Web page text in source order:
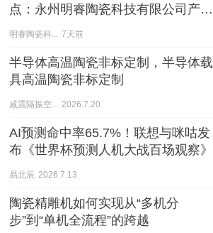
点：永州明睿陶瓷科技有限公司产品
明睿陶瓷科... 7天前
半导体高温陶瓷非标定制，半导体载
具高温陶瓷非标定制
减震隔振空... 2026.7.20
AI预测命中率65.7%！联想与咪咕发
布《世界杯预测人机大战百场观察》
易北辰 2026.7.13
陶瓷精雕机如何实现从“多机分
步”到“单机全流程”的跨越